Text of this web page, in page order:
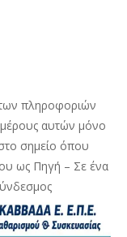
πληροφοριών
αυτών μόνο
σημείο όπου
ως Πηγή – Σε ένα